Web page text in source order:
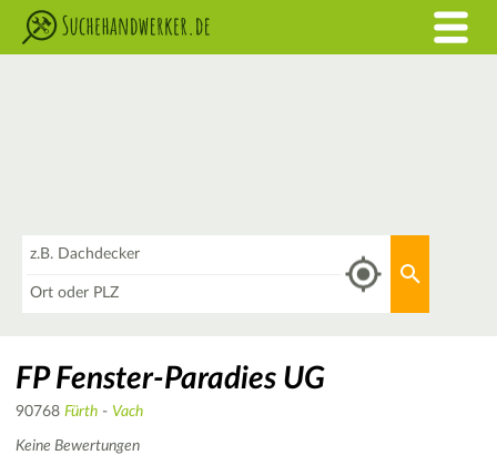
FP Fenster-Paradies UG
90768 Fürth - Vach
Keine Bewertungen